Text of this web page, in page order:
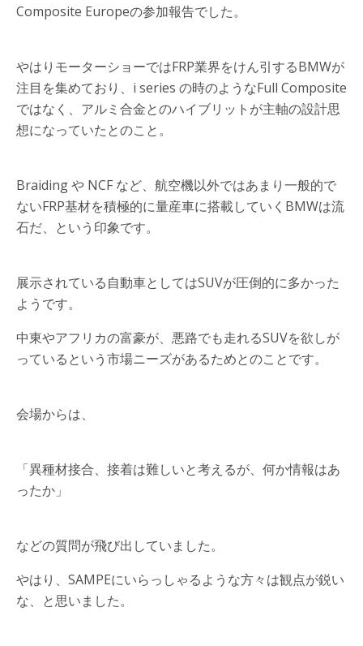
Composite Europeの参加報告でした。
やはりモーターショーではFRP業界をけん引するBMWが
注目を集めており、i series の時のようなFull Composite
ではなく、アルミ合金とのハイブリットが主軸の設計思
想になっていたとのこと。
Braiding や NCF など、航空機以外ではあまり一般的で
ないFRP基材を積極的に量産車に搭載していくBMWは流
石だ、という印象です。
展示されている自動車としてはSUVが圧倒的に多かった
ようです。
中東やアフリカの富豪が、悪路でも走れるSUVを欲しが
っているという市場ニーズがあるためとのことです。
会場からは、
「異種材接合、接着は難しいと考えるが、何か情報はあ
ったか」
などの質問が飛び出していました。
やはり、SAMPEにいらっしゃるような方々は観点が鋭い
な、と思いました。